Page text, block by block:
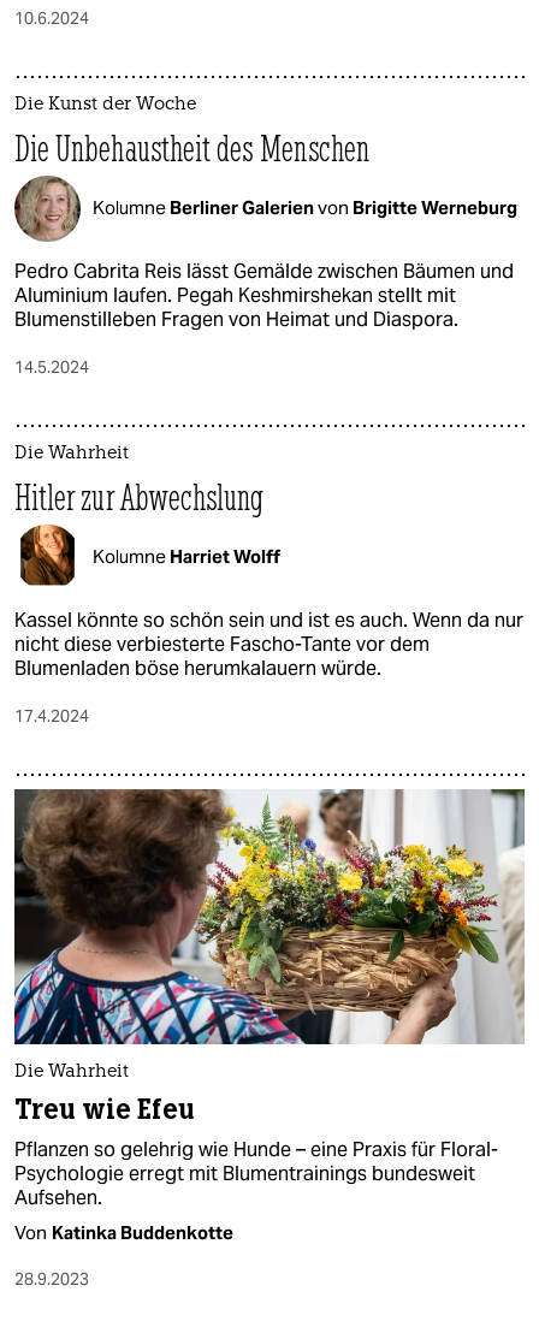
10.6.2024
Die Kunst der Woche
Die Unbehaustheit des Menschen
Kolumne Berliner Galerienvon Brigitte Werneburg
Pedro Cabrita Reis lässt Gemälde zwischen Bäumen und
Aluminium laufen. Pegah Keshmirshekan stellt mit
Blumenstilleben Fragen von Heimat und Diaspora.
14.5.2024
Die Wahrheit
Hitler zur Abwechslung
Kolumne Harriet Wolff
Kassel könnte so schön sein und ist es auch. Wenn da nur
nicht diese verbiesterte Fascho-Tante vor dem
Blumenladen böse herumkalauern würde.
17.4.2024
Die Wahrheit
Treu wie Efeu
Pflanzen so gelehrig wie Hunde – eine Praxis für Floral-
Psychologie erregt mit Blumentrainings bundesweit
Aufsehen.
Von Katinka Buddenkotte
28.9.2023